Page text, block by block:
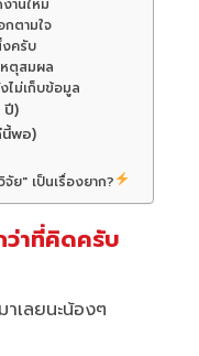
านใหม่
กตามใจ
ครับ
ตุสมผล
ไม่เก็บข้อมูล
ปี)
นี้พอ)
ย" เป็นเรื่องยาก?
าที่คิดครับ
เลยนะน้องๆ